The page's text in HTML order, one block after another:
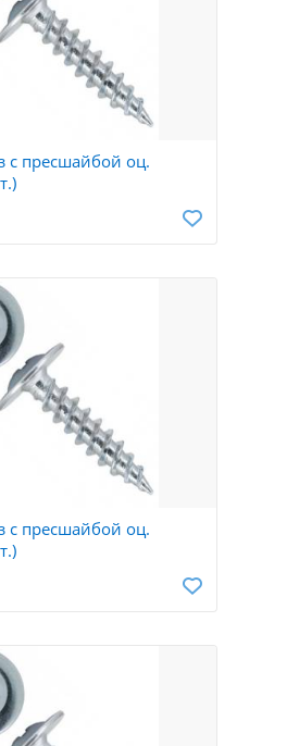
с пресшайбой оц.
с пресшайбой оц.